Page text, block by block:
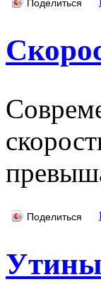
Поделиться
Поделиться